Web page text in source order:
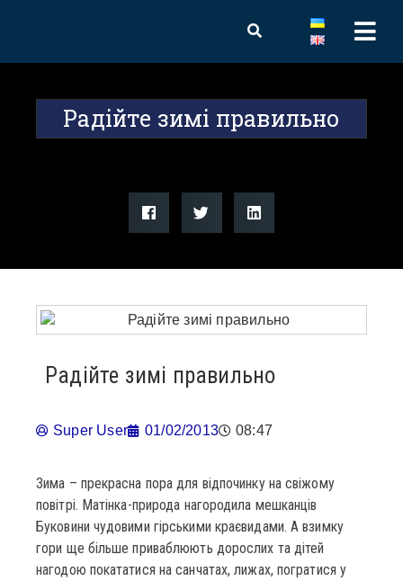
Радійте зимі правильно
Радійте зимі правильно
Super User 01/02/2013 08:47
Зима – прекрасна пора для відпочинку на свіжому
повітрі. Матінка-природа нагородила мешканців
Буковини чудовими гірськими краєвидами. А взимку
гори ще більше приваблюють дорослих та дітей
нагодою покататися на санчатах, лижах, погратися у